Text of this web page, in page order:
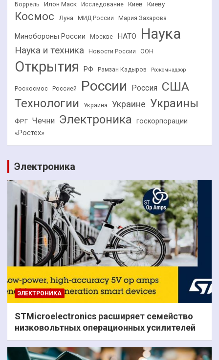
Боррель
Илон Маск Исследование Киев Киеву
Космос Луна МИД России Мария Захарова
Минобороны России Москве НАТО Наука
Наука и техника Новости России ООН
Открытия РФ Рамзан Кадыров Роскомнадзор
Роскосмос Россией России Россия США
Технологии Украина Украине Украины
ФРГ Чечни Электроника госкорпорации
«Ростех»
Электроника
ЭЛЕКТРОНИКА
STMicroelectronics расширяет семейство
низковольтных операционных усилителей